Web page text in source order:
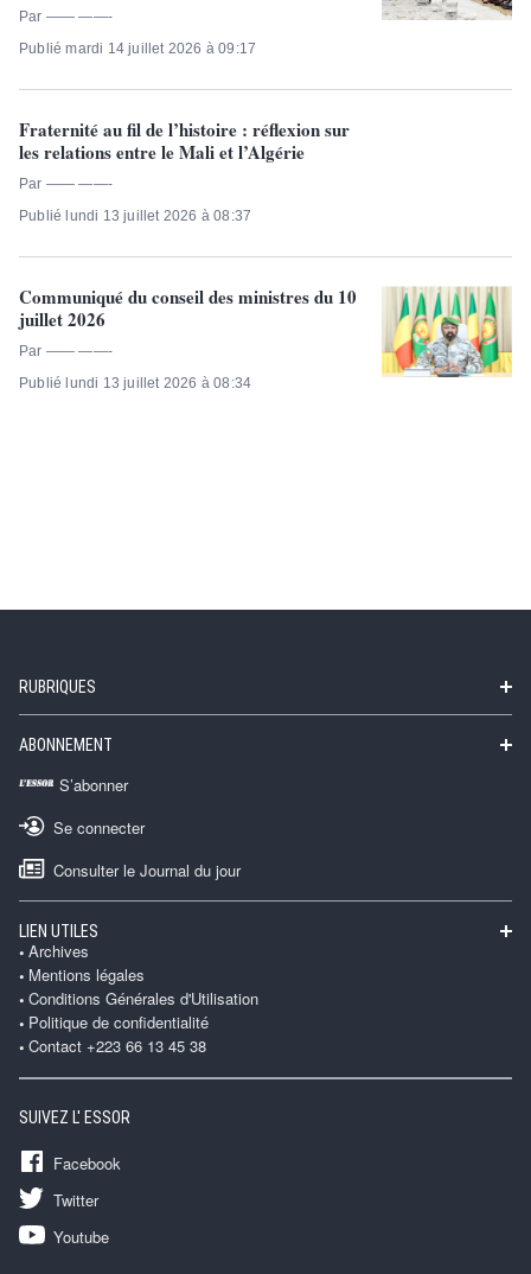
Par —— ——-
Publié mardi 14 juillet 2026 à 09:17
Fraternité au fil de l’histoire : réflexion sur
les relations entre le Mali et l’Algérie
Par —— ——-
Publié lundi 13 juillet 2026 à 08:37
Communiqué du conseil des ministres du 10
juillet 2026
Par —— ——-
Publié lundi 13 juillet 2026 à 08:34
RUBRIQUES
ABONNEMENT
S’abonner
Se connecter
Consulter le Journal du jour
LIEN UTILES
Archives
Mentions légales
Conditions Générales d'Utilisation
Politique de confidentialité
Contact +223 66 13 45 38
SUIVEZ L' ESSOR
Facebook
Twitter
Youtube